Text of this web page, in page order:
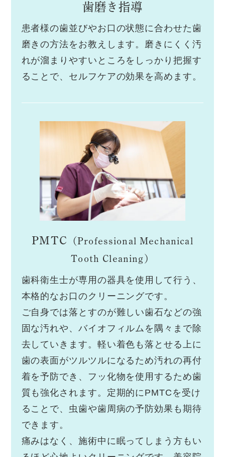
歯磨き指導
患者様の歯並びやお口の状態に合わせた歯
磨きの方法をお教えします。磨きにくく汚
れが溜まりやすいところをしっかり把握す
ることで、セルフケアの効果を高めます。
PMTC （Professional Mechanical
Tooth Cleaning）
歯科衛生士が専用の器具を使用して行う、
本格的なお口のクリーニングです。
ご自身では落とすのが難しい歯石などの強
固な汚れや、バイオフィルムを隅々まで除
去していきます。軽い着色も落とせる上に
歯の表面がツルツルになるため汚れの再付
着を予防でき、フッ化物を使用するため歯
質も強化されます。定期的にPMTCを受け
ることで、虫歯や歯周病の予防効果も期待
できます。
痛みはなく、施術中に眠ってしまう方もい